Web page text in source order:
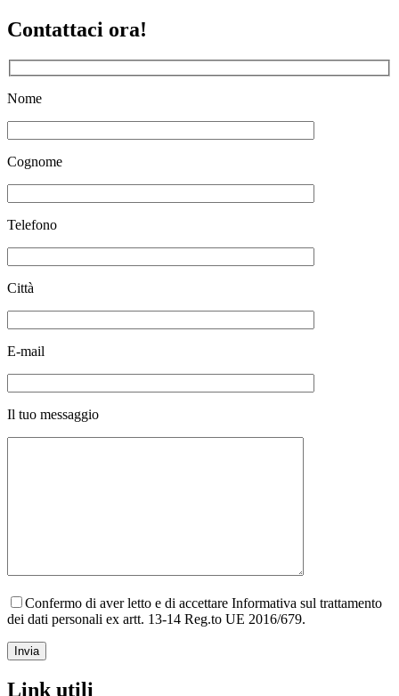
Contattaci ora!
Nome
Cognome
Telefono
Città
E-mail
Il tuo messaggio
Confermo di aver letto e di accettare Informativa sul trattamento
dei dati personali ex artt. 13-14 Reg.to UE 2016/679.
Link utili